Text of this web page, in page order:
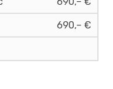
690,– €